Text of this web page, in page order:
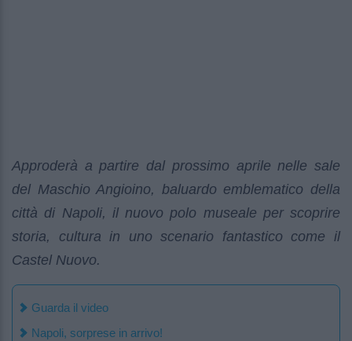
Approderà a partire dal prossimo aprile nelle sale
del Maschio Angioino, baluardo emblematico della
città di Napoli, il nuovo polo museale per scoprire
storia, cultura in uno scenario fantastico come il
Castel Nuovo.
Guarda il video
Napoli, sorprese in arrivo!